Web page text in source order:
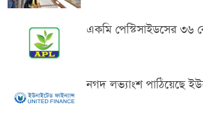
একমি পেস্টিসাইডসের ৩৬
নগদ লভ্যাংশ পাঠিয়েছে